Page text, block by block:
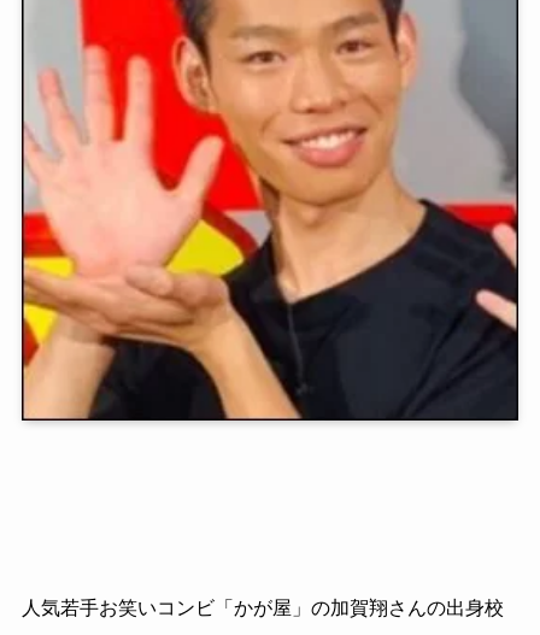
人気若手お笑いコンビ「かが屋」の加賀翔さんの出身校